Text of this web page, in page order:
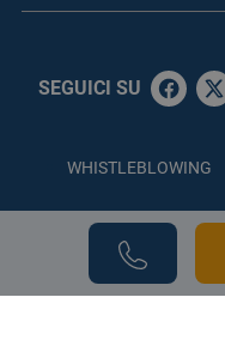
SEGUICI SU
WHISTLEBLOWING
ACCESSIBILITÀ
COOKIE POLICY